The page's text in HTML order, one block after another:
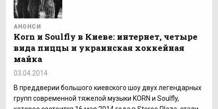
АНОНСИ
Korn и Soulfly в Киеве: интернет, четыре
вида пиццы и украинская хоккейная
майка
03.04.2014
В преддверии большого киевского шоу двух легендарных
групп современной тяжелой музыки KORN и Soulfly,